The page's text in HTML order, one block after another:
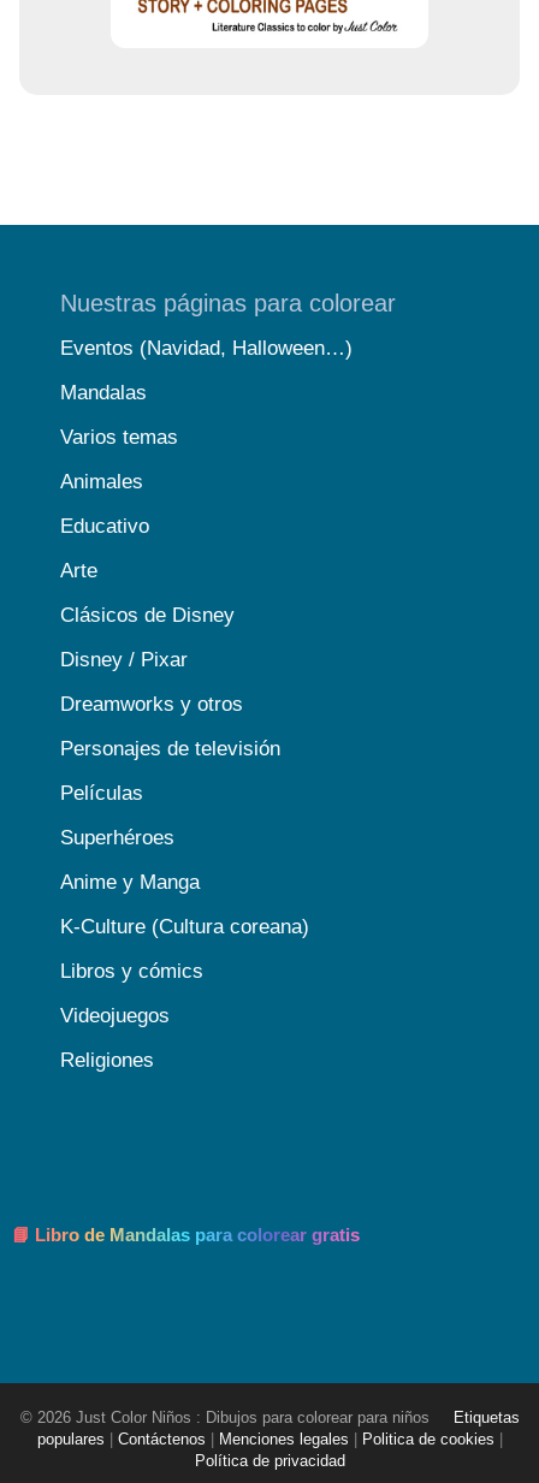
Nuestras páginas para colorear
Eventos (Navidad, Halloween…)
Mandalas
Varios temas
Animales
Educativo
Arte
Clásicos de Disney
Disney / Pixar
Dreamworks y otros
Personajes de televisión
Películas
Superhéroes
Anime y Manga
K-Culture (Cultura coreana)
Libros y cómics
Videojuegos
Religiones
📘 Libro de Mandalas para colorear gratis
© 2026 Just Color Niños : Dibujos para colorear para niños
Etiquetas
populares
Contáctenos Menciones legales Politica de cookies
Política de privacidad